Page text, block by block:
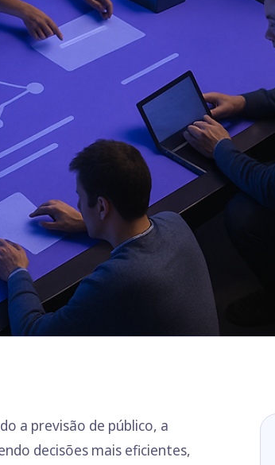
a previsão de público, a
decisões mais eficientes,